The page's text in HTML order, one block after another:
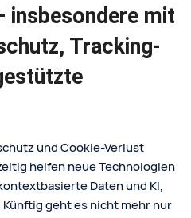
insbesondere mit
Tracking-
und Cookie-Verlust
helfen neue Technologien
Daten und KI,
geht es nicht mehr nur